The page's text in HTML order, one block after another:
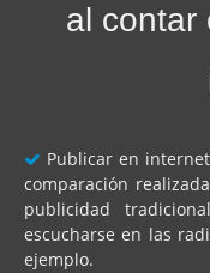
al contar
Publicar en
comparación
publicidad
escucharse en las
ejemplo.